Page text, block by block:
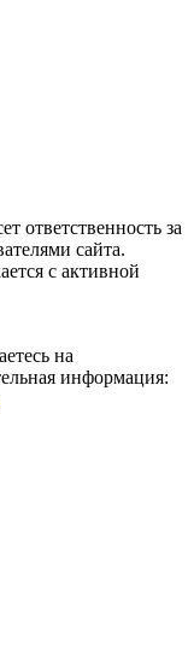
ответственность за
сайта.
с активной
на
информация: